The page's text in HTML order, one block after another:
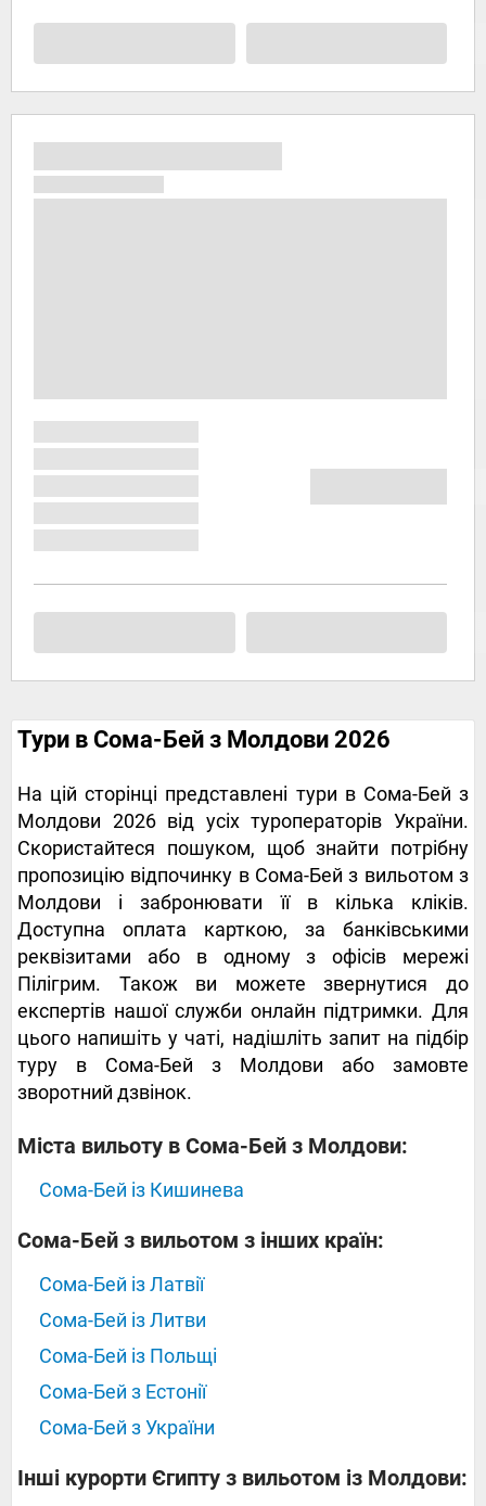
Тури в Сома-Бей з Молдови 2026
На цій сторінці представлені тури в Сома-Бей з
Молдови 2026 від усіх туроператорів України.
Скористайтеся пошуком, щоб знайти потрібну
пропозицію відпочинку в Сома-Бей з вильотом з
Молдови і забронювати її в кілька кліків.
Доступна оплата карткою, за банківськими
реквізитами або в одному з офісів мережі
Пілігрим. Також ви можете звернутися до
експертів нашої служби онлайн підтримки. Для
цього напишіть у чаті, надішліть запит на підбір
туру в Сома-Бей з Молдови або замовте
зворотний дзвінок.
Міста вильоту в Сома-Бей з Молдови:
Сома-Бей із Кишинева
Сома-Бей з вильотом з інших країн:
Сома-Бей із Латвії
Сома-Бей із Литви
Сома-Бей із Польщі
Сома-Бей з Естонії
Сома-Бей з України
Інші курорти Єгипту з вильотом із Молдови: